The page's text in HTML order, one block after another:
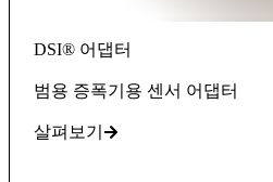
DSI® 어댑터
범용 증폭기용 센서 어댑터
살펴보기